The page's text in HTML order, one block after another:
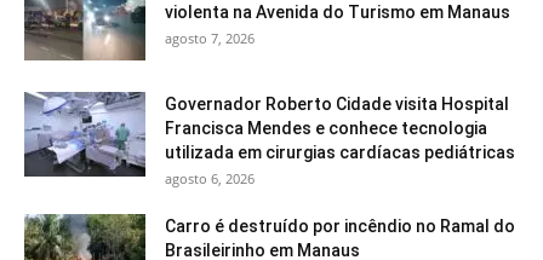
violenta na Avenida do Turismo em Manaus
agosto 7, 2026
Governador Roberto Cidade visita Hospital
Francisca Mendes e conhece tecnologia
utilizada em cirurgias cardíacas pediátricas
agosto 6, 2026
Carro é destruído por incêndio no Ramal do
Brasileirinho em Manaus